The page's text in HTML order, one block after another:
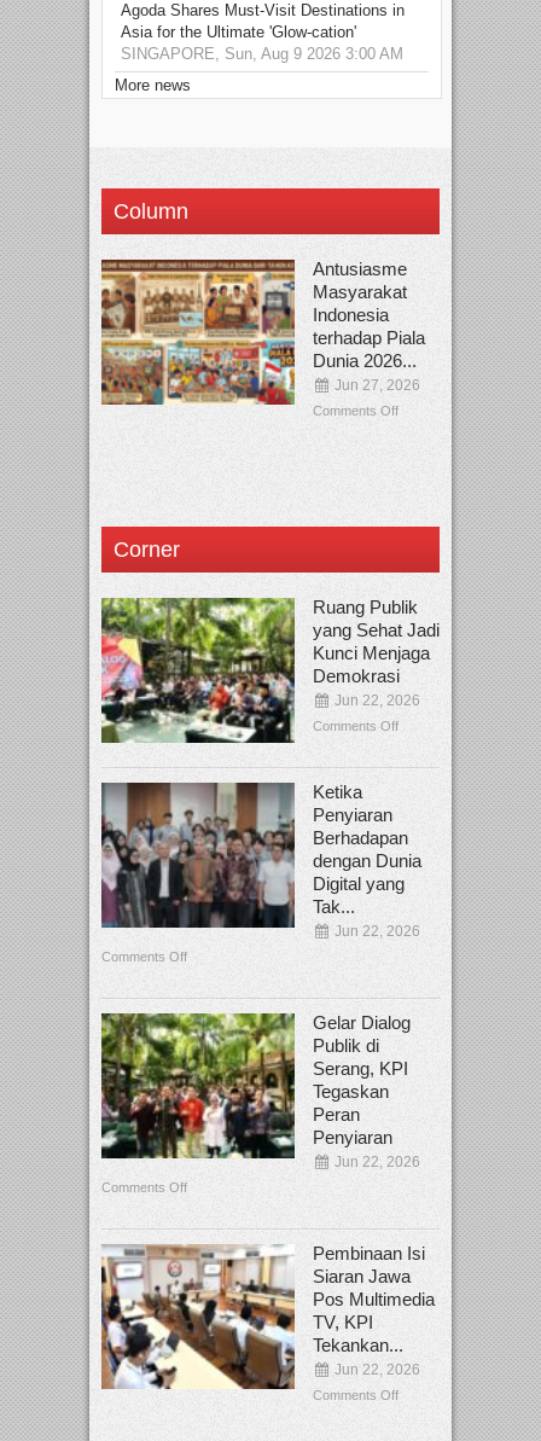
Agoda Shares Must-Visit Destinations in
Asia for the Ultimate 'Glow-cation'
SINGAPORE, Sun, Aug 9 2026 3:00 AM
More news
Column
Antusiasme
Masyarakat
Indonesia
terhadap Piala
Dunia 2026...
Jun 27, 2026
Comments Off
Corner
Ruang Publik
yang Sehat Jadi
Kunci Menjaga
Demokrasi
Jun 22, 2026
Comments Off
Ketika
Penyiaran
Berhadapan
dengan Dunia
Digital yang
Tak...
Jun 22, 2026
Comments Off
Gelar Dialog
Publik di
Serang, KPI
Tegaskan
Peran
Penyiaran
Jun 22, 2026
Comments Off
Pembinaan Isi
Siaran Jawa
Pos Multimedia
TV, KPI
Tekankan...
Jun 22, 2026
Comments Off